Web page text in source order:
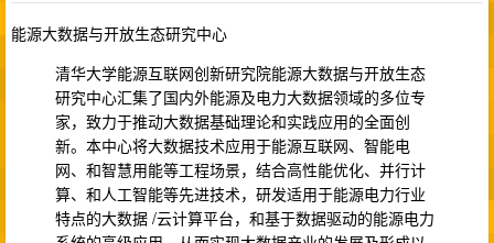
能源大数据与开放生态研究中心
清华大学能源互联网创新研究院能源大数据与开放生态
研究中心汇集了国内外能源及电力大数据领域的多位专
家，致力于推动大数据基础理论和实践应用的全面创
新。本中心将大数据技术应用于能源互联网、智能电
网、和智慧用能等工程场景，结合高性能优化、并行计
算、和人工智能等先进技术，研发适用于能源电力行业
特点的大数据 /云计算平台，和基于数据驱动的能源电力